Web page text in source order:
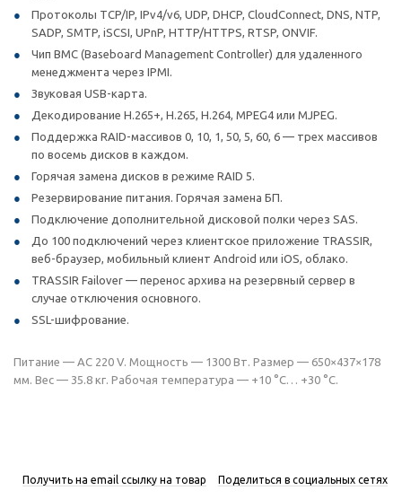
Протоколы TCP/IP, IPv4/v6, UDP, DHCP, CloudConnect, DNS, NTP,
SADP, SMTP, iSCSI, UPnP, HTTP/HTTPS, RTSP, ONVIF.
Чип BMC (Baseboard Management Controller) для удаленного
менеджмента через IPMI.
Звуковая USB-карта.
Декодирование H.265+, H.265, H.264, MPEG4 или MJPEG.
Поддержка RAID-массивов 0, 10, 1, 50, 5, 60, 6 — трех массивов
по восемь дисков в каждом.
Горячая замена дисков в режиме RAID 5.
Резервирование питания. Горячая замена БП.
Подключение дополнительной дисковой полки через SAS.
До 100 подключений через клиентское приложение TRASSIR,
веб-браузер, мобильный клиент Android или iOS, облако.
TRASSIR Failover — перенос архива на резервный сервер в
случае отключения основного.
SSL-шифрование.
Питание — AC 220 V. Мощность — 1300 Вт. Размер — 650×437×178
мм. Вес — 35.8 кг. Рабочая температура — +10 °C… +30 °C.
Получить на email ссылку на товар Поделиться в социальных сетях